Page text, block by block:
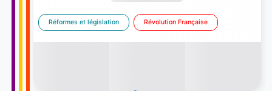
Réformes et législation Révolution Française